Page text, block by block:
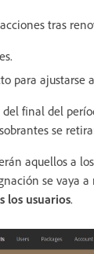
tras
para ajustarse
final del
se
aquellos a
se vaya
los usuarios.